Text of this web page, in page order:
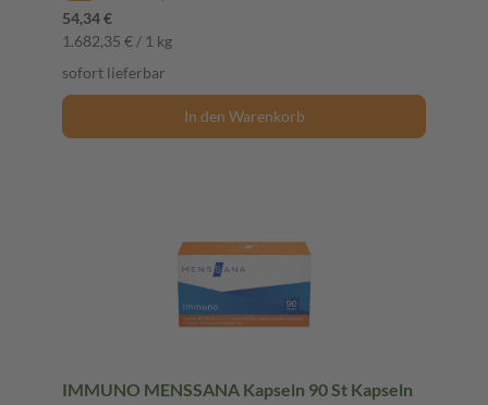
54,34 €
1.682,35 € / 1 kg
sofort lieferbar
In den Warenkorb
IMMUNO MENSSANA Kapseln 90 St Kapseln